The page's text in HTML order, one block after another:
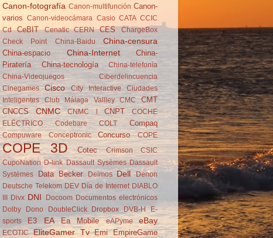
Canon-fotografía Canon-multifunción Canon-
varios
Canon-videocámara Casio CATA CCIC
Cd
CeBIT Cenatic CERN CES
ChargeBox
Check Point
China-Baidu China-censura
China-espacio China-Internet
China-
Piratería
China-tecnología
China-telefonía
China-Videojuegos
Ciberdelincuencia
Cinegames
Cisco City Interactive
Ciudades
Inteligentes
Club Málaga Vallley CMC
CMT
CNCCS
CNMC CNMC l CNPT
COCHE
ELÉCTRICO
Codebare COLT Compaq
Compuware Conceptronic Concurso COPE
COPE 3D Cotec Crimson
CSIC
CupoNation D-link Dassault Sysèmes Dassault
Systèmes
Data Becker Deimos Dell
Denon
Deutsche Telekom DEV Día de Internet DIABLO
Divx DNI Docoom
Documentos electrónicos
Dolby
Dono DoubleClick Dropbox DVB-H
E-
sports
E3 EA Ea Mobile eAPyme eBay
ECOTIC EliteGamer Tv Emi EmpireGame